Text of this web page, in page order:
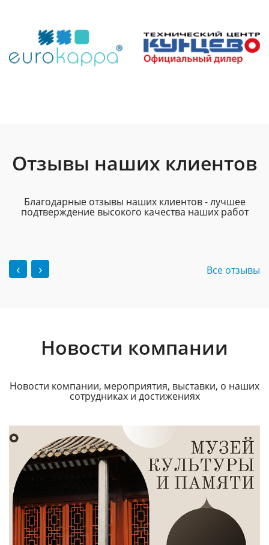
Отзывы наших клиентов
Благодарные отзывы наших клиентов - лучшее
подтверждение высокого качества наших работ
‹ › Все отзывы
Новости компании
Новости компании, мероприятия, выставки, о наших
сотрудниках и достижениях